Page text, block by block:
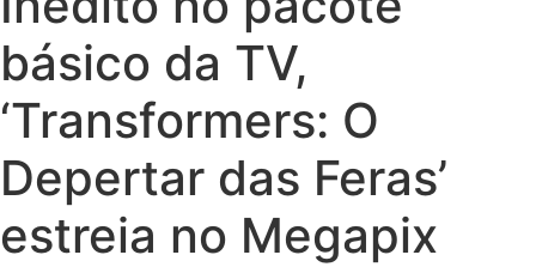
básico da TV,
‘Transformers: O
Depertar das Feras’
estreia no Megapix